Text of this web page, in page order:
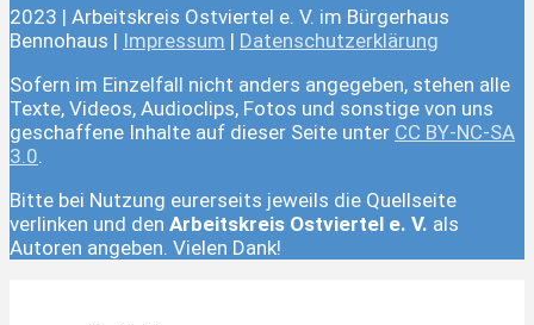
2023 | Arbeitskreis Ostviertel e. V. im Bürgerhaus
Bennohaus | Impressum | Datenschutzerklärung
Sofern im Einzelfall nicht anders angegeben, stehen alle
Texte, Videos, Audioclips, Fotos und sonstige von uns
geschaffene Inhalte auf dieser Seite unter CC BY-NC-SA
3.0.
Bitte bei Nutzung eurerseits jeweils die Quellseite
verlinken und den Arbeitskreis Ostviertel e. V. als
Autoren angeben. Vielen Dank!